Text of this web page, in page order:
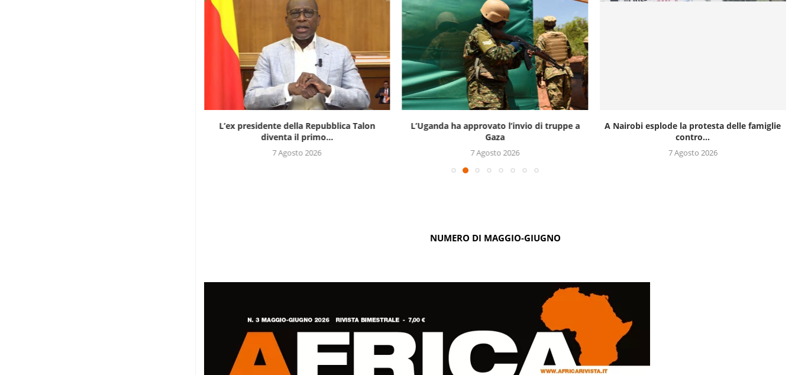
L’ex presidente della Repubblica Talon
diventa il primo...
7 Agosto 2026
L’Uganda ha approvato l’invio di truppe a
Gaza
7 Agosto 2026
A Nairobi esplode la protesta delle famiglie
contro...
7 Agosto 2026
NUMERO DI MAGGIO-GIUGNO